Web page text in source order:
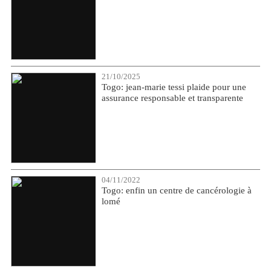
21/10/2025
Togo: jean-marie tessi plaide pour une
assurance responsable et transparente
04/11/2022
Togo: enfin un centre de cancérologie à
lomé